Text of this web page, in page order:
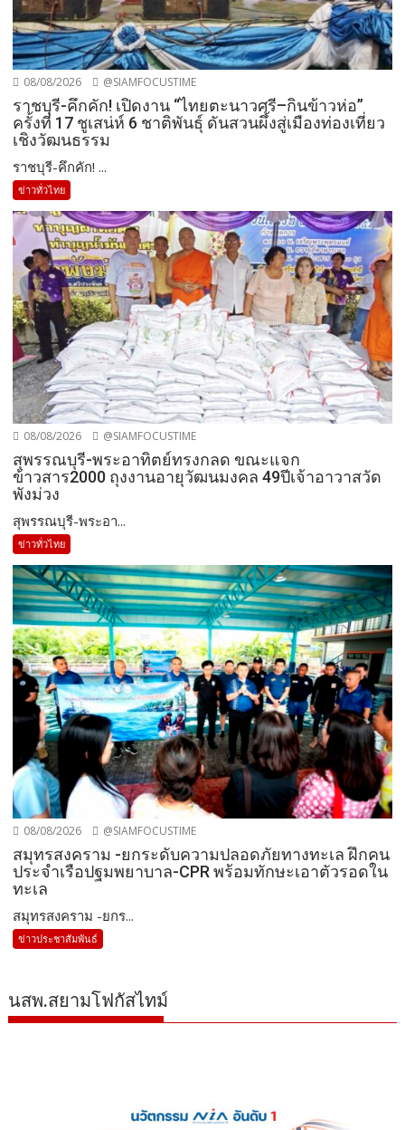
08/08/2026 @SIAMFOCUSTIME
ราชบุรี-คึกคัก! เปิดงาน “ไทยตะนาวศรี–กินข้าวห่อ”
ครั้งที่ 17 ชูเสน่ห์ 6 ชาติพันธุ์ ดันสวนผึ้งสู่เมืองท่องเที่ยว
เชิงวัฒนธรรม
ราชบุรี-คึกคัก! ...
ข่าวทั่วไทย
08/08/2026 @SIAMFOCUSTIME
สุพรรณบุรี-พระอาทิตย์ทรงกลด ขณะแจก
ข้าวสาร2000 ถุงงานอายุวัฒนมงคล 49ปีเจ้าอาวาสวัด
พังม่วง
สุพรรณบุรี-พระอา...
ข่าวทั่วไทย
08/08/2026 @SIAMFOCUSTIME
สมุทรสงคราม -ยกระดับความปลอดภัยทางทะเล ฝึกคน
ประจำเรือปฐมพยาบาล-CPR พร้อมทักษะเอาตัวรอดใน
ทะเล
สมุทรสงคราม -ยกร...
ข่าวประชาสัมพันธ์
นสพ.สยามโฟกัสไทม์